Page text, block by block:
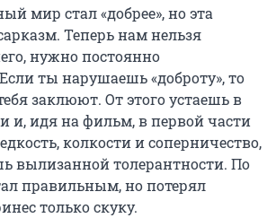
мир стал «добрее», но эта
Теперь нам нельзя
нужно постоянно
ты нарушаешь «доброту», то
заклюют. От этого устаешь в
и, идя на фильм, в первой части
колкости и соперничество,
вылизанной толерантности. По
правильным, но потерял
только скуку.